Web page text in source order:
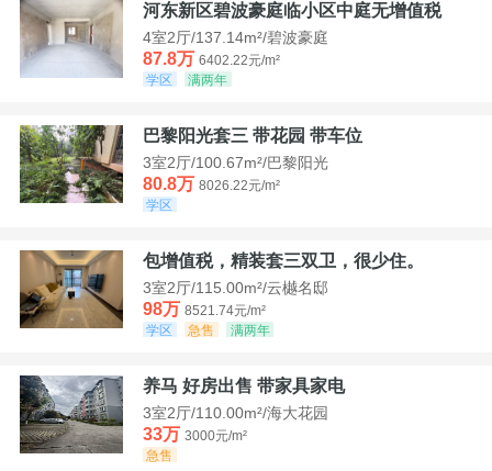
河东新区碧波豪庭临小区中庭无增值税
4室2厅/137.14m²/碧波豪庭
87.8万 6402.22元/m²
学区
满两年
巴黎阳光套三 带花园 带车位
3室2厅/100.67m²/巴黎阳光
80.8万 8026.22元/m²
学区
包增值税，精装套三双卫，很少住。
3室2厅/115.00m²/云樾名邸
98万 8521.74元/m²
学区
急售 满两年
养马 好房出售 带家具家电
3室2厅/110.00m²/海大花园
33万 3000元/m²
急售